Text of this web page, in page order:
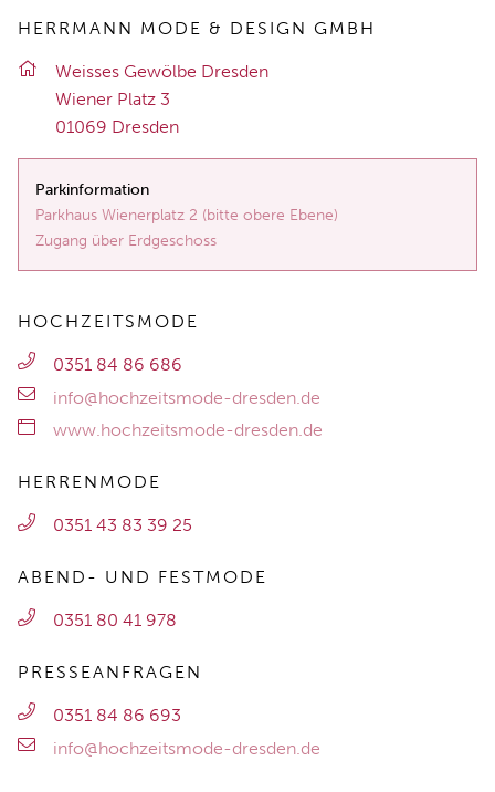
HERRMANN MODE & DESIGN GMBH
Weis­ses Ge­wöl­be Dres­den
Wie­ner Platz 3
01069 Dres­den
Parkinformation
Parkhaus Wienerplatz 2 (bitte obere Ebene)
Zugang über Erdgeschoss
HOCHZEITSMODE
0351 84 86 686
info@hochzeitsmode-dresden.de
www.hochzeitsmode-dresden.de
HERRENMODE
0351 43 83 39 25
ABEND- UND FESTMODE
0351 80 41 978
PRESSEANFRAGEN
0351 84 86 693
info@hochzeitsmode-dresden.de